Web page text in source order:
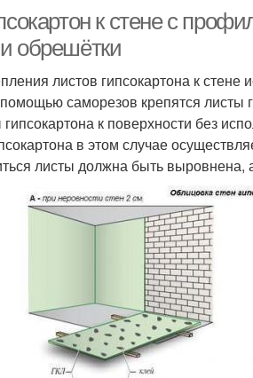
к стене с
обрешётки
листов гипсокартона к
саморезов крепятся
к поверхности без
в этом случае
листы должна быть